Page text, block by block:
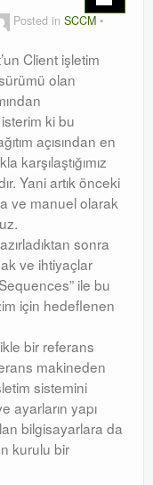
Posted in SCCM
Client işletim
olan
ki bu
açısından en
karşılaştığımız
Yani artık önceki
ve manuel olarak
sonra
ve ihtiyaçlar
ile bu
için hedeflenen
bir referans
makineden
sistemini
ayarların yapı
bilgisayarlara da
kurulu bir